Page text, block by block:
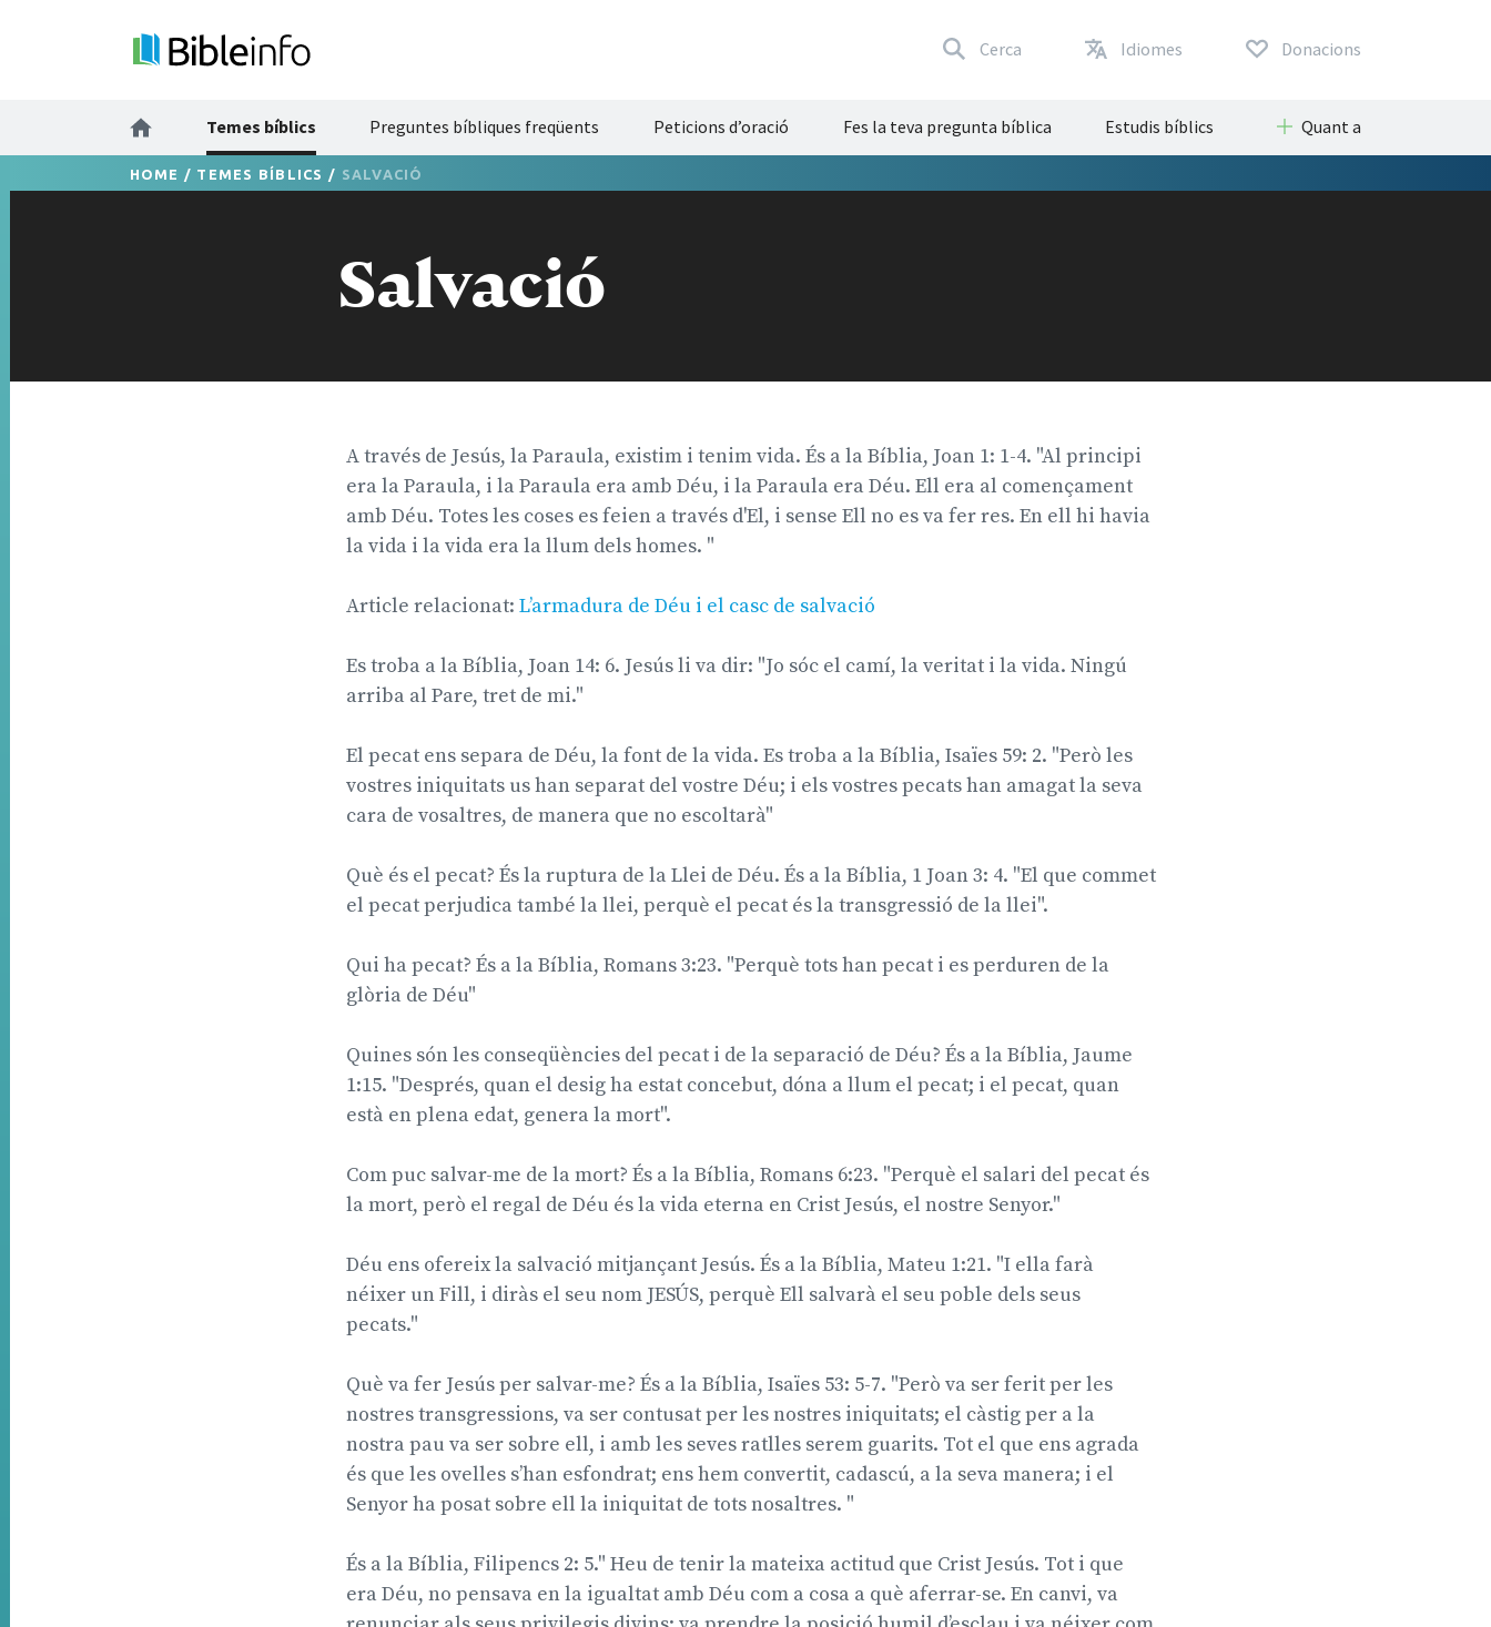
Cerca Idiomes Donacions
Temes bíblics Preguntes bíbliques freqüents Peticions d’oració Fes la teva pregunta bíblica Estudis bíblics Quant a
HOME / TEMES BÍBLICS / SALVACIÓ
Salvació
A través de Jesús, la Paraula, existim i tenim vida. És a la Bíblia, Joan 1: 1-4. "Al principi
era la Paraula, i la Paraula era amb Déu, i la Paraula era Déu. Ell era al començament
amb Déu. Totes les coses es feien a través d'El, i sense Ell no es va fer res. En ell hi havia
la vida i la vida era la llum dels homes. "
Article relacionat: L’armadura de Déu i el casc de salvació
Es troba a la Bíblia, Joan 14: 6. Jesús li va dir: "Jo sóc el camí, la veritat i la vida. Ningú
arriba al Pare, tret de mi."
El pecat ens separa de Déu, la font de la vida. Es troba a la Bíblia, Isaïes 59: 2. "Però les
vostres iniquitats us han separat del vostre Déu; i els vostres pecats han amagat la seva
cara de vosaltres, de manera que no escoltarà"
Què és el pecat? És la ruptura de la Llei de Déu. És a la Bíblia, 1 Joan 3: 4. "El que commet
el pecat perjudica també la llei, perquè el pecat és la transgressió de la llei".
Qui ha pecat? És a la Bíblia, Romans 3:23. "Perquè tots han pecat i es perduren de la
glòria de Déu"
Quines són les conseqüències del pecat i de la separació de Déu? És a la Bíblia, Jaume
1:15. "Després, quan el desig ha estat concebut, dóna a llum el pecat; i el pecat, quan
està en plena edat, genera la mort".
Com puc salvar-me de la mort? És a la Bíblia, Romans 6:23. "Perquè el salari del pecat és
la mort, però el regal de Déu és la vida eterna en Crist Jesús, el nostre Senyor."
Déu ens ofereix la salvació mitjançant Jesús. És a la Bíblia, Mateu 1:21. "I ella farà
néixer un Fill, i diràs el seu nom JESÚS, perquè Ell salvarà el seu poble dels seus
pecats."
Què va fer Jesús per salvar-me? És a la Bíblia, Isaïes 53: 5-7. "Però va ser ferit per les
nostres transgressions, va ser contusat per les nostres iniquitats; el càstig per a la
nostra pau va ser sobre ell, i amb les seves ratlles serem guarits. Tot el que ens agrada
és que les ovelles s’han esfondrat; ens hem convertit, cadascú, a la seva manera; i el
Senyor ha posat sobre ell la iniquitat de tots nosaltres. "
És a la Bíblia, Filipencs 2: 5." Heu de tenir la mateixa actitud que Crist Jesús. Tot i que
era Déu, no pensava en la igualtat amb Déu com a cosa a què aferrar-se. En canvi, va